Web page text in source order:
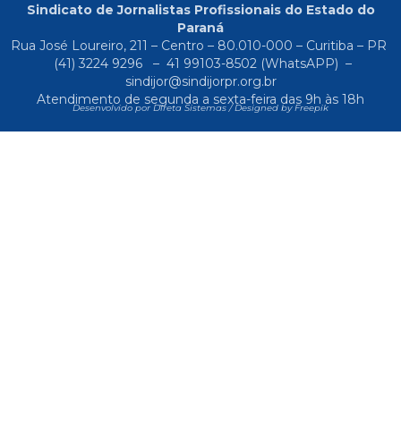
Sindicato de Jornalistas Profissionais do Estado do
Paraná
Rua José Loureiro, 211 – Centro – 80.010-000 – Curitiba – PR
(41) 3224 9296
– 41 99103-8502(WhatsAPP) –
sindijor@sindijorpr.org.br
Atendimento de segunda a sexta-feira das 9h às 18h
Desenvolvido por Direta Sistemas /Designed by Freepik